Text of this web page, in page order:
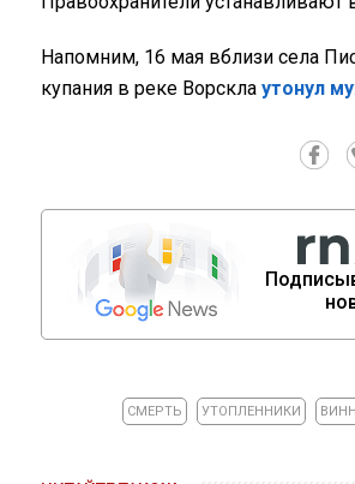
Напомним, 16 мая вблизи села
купания в реке Ворскла утонул
СМЕРТЬ УТОПЛЕННИКИ